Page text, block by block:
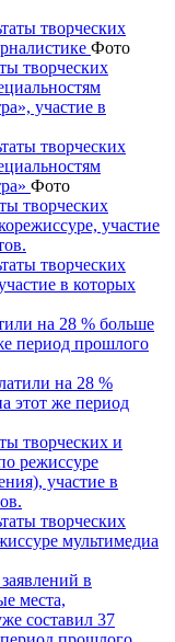
творческих
Фото
творческих
Фото
творческих
в которых
на 28 %
этот же период
творческих
мультимедиа